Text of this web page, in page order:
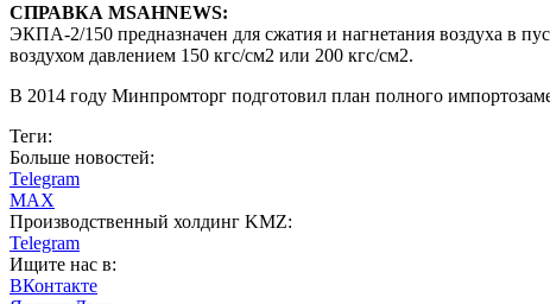
СПРАВКА MSAHNEWS:
ЭКПА-2/150 предназначен для сжатия и нагнетания воздуха в
воздухом давлением 150 кгс/cм2 или 200 кгс/cм2.
В 2014 году Минпромторг подготовил план полного
Теги:
Больше новостей:
Telegram
MAX
Производственный холдинг KMZ:
Telegram
Ищите нас в:
ВКонтакте